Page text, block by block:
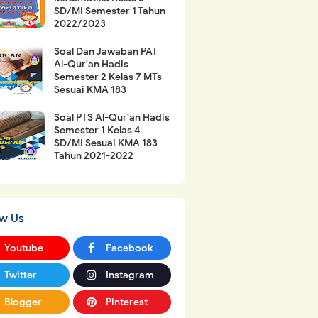
SD/MI Semester 1 Tahun
2022/2023
Soal Dan Jawaban PAT
Al-Qur'an Hadis
Semester 2 Kelas 7 MTs
Sesuai KMA 183
Soal PTS Al-Qur'an Hadis
Semester 1 Kelas 4
SD/MI Sesuai KMA 183
Tahun 2021-2022
Us
Youtube Facebook
Twitter Instagram
Blogger Pinterest